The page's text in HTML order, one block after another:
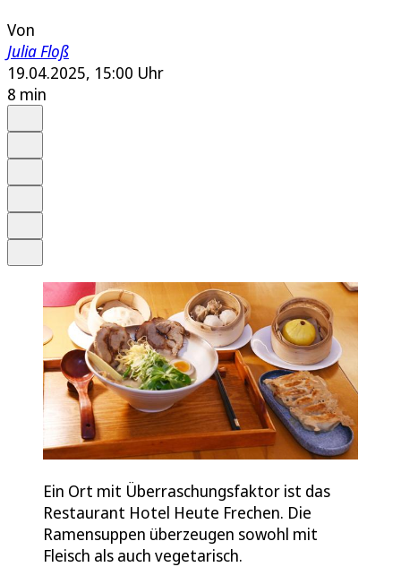
Von
Julia Floß
19.04.2025, 15:00 Uhr
8 min
Ein Ort mit Überraschungsfaktor ist das
Restaurant Hotel Heute Frechen. Die
Ramensuppen überzeugen sowohl mit
Fleisch als auch vegetarisch.